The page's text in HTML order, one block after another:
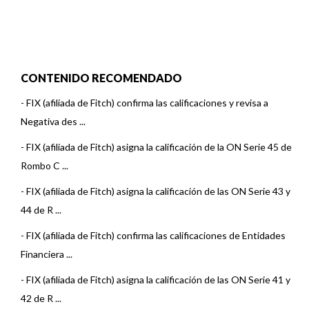
CONTENIDO RECOMENDADO
- FIX (afiliada de Fitch) confirma las calificaciones y revisa a
Negativa des ...
- FIX (afiliada de Fitch) asigna la calificación de la ON Serie 45 de
Rombo C ...
- FIX (afiliada de Fitch) asigna la calificación de las ON Serie 43 y
44 de R ...
- FIX (afiliada de Fitch) confirma las calificaciones de Entidades
Financiera ...
- FIX (afiliada de Fitch) asigna la calificación de las ON Serie 41 y
42 de R ...